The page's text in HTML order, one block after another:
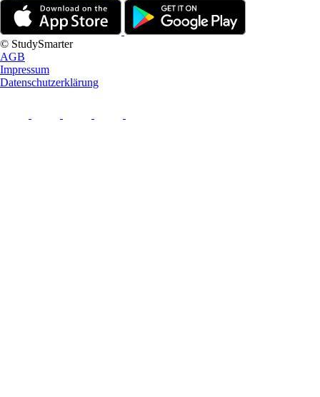
© StudySmarter
AGB
Impressum
Datenschutzerklärung